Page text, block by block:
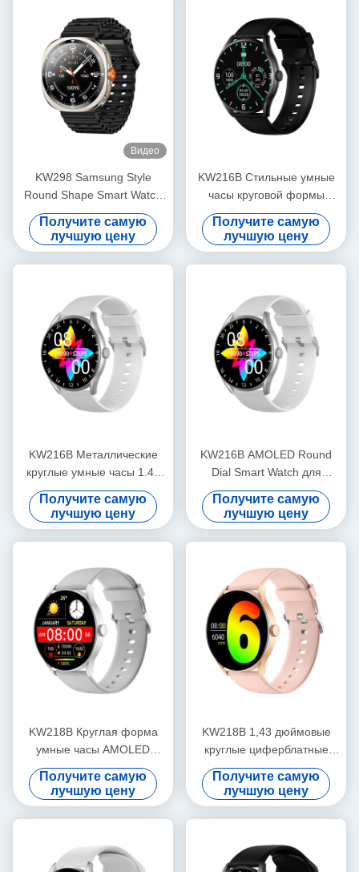
Видео
KW298 Samsung Style
Round Shape Smart Watch
Фитнес-трекер в 1,43
дюйма
Получите самую
лучшую цену
KW216B Стильные умные
часы круговой формы
умные часы с
амолированным дисплеем
Получите самую
лучшую цену
KW216B Металлические
круглые умные часы 1.43
дюймовые круглые
циферблата Стильные
умные часы
Получите самую
лучшую цену
KW216B AMOLED Round
Dial Smart Watch для
отслеживания фитнеса
OEM ODM
Получите самую
лучшую цену
KW218B Круглая форма
умные часы AMOLED
Дисплей Стильные умные
часы женские
Получите самую
лучшую цену
KW218B 1,43 дюймовые
круглые циферблатные
умные часы
Получите самую
лучшую цену